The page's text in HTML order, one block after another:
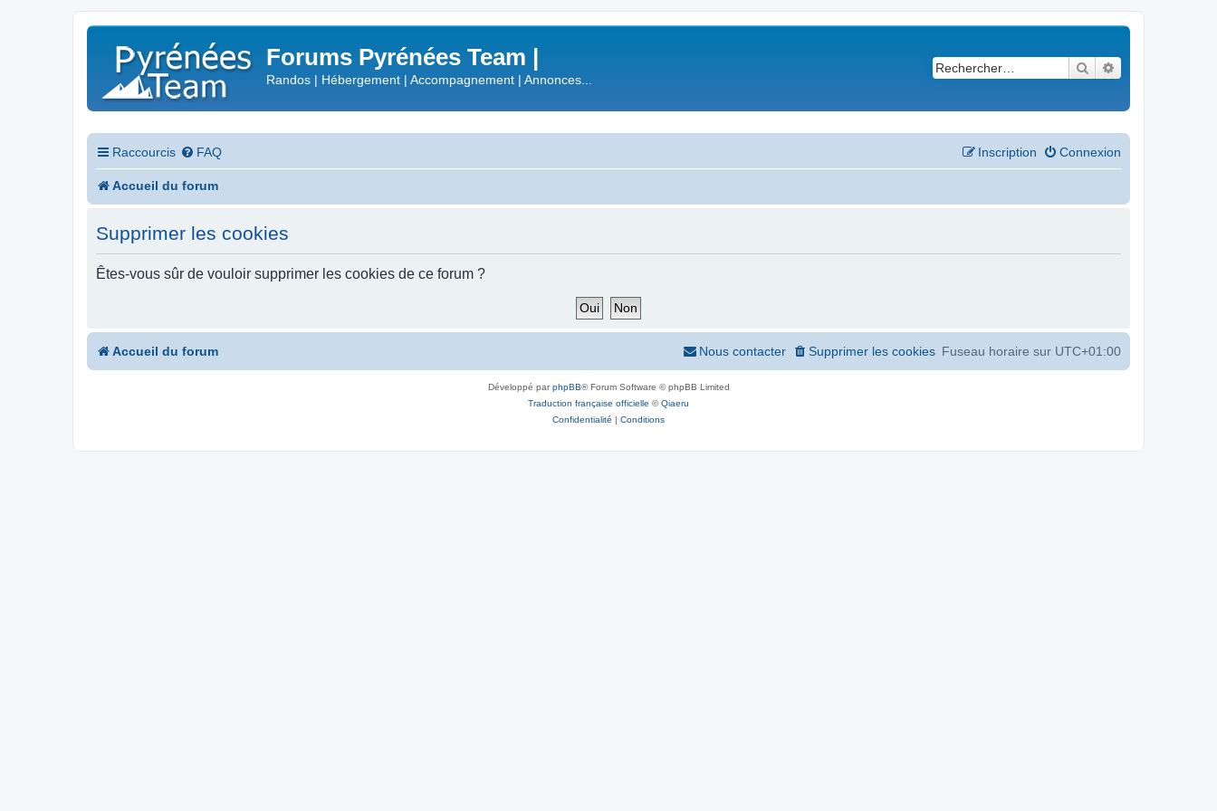
Forums Pyrénées Team |
Randos | Hébergement | Accompagnement | Annonces...
Rechercher
Raccourcis FAQ Connexion
Inscription
Accueil du forum
Supprimer les cookies
Êtes-vous sûr de vouloir supprimer les cookies de ce forum ?
Accueil du forum Fuseau horaire sur UTC+01:00
Supprimer les cookies
Nous contacter
Développé parphpBB® Forum Software © phpBB Limited
Traduction française officielle ©Qiaeru
Confidentialité | Conditions